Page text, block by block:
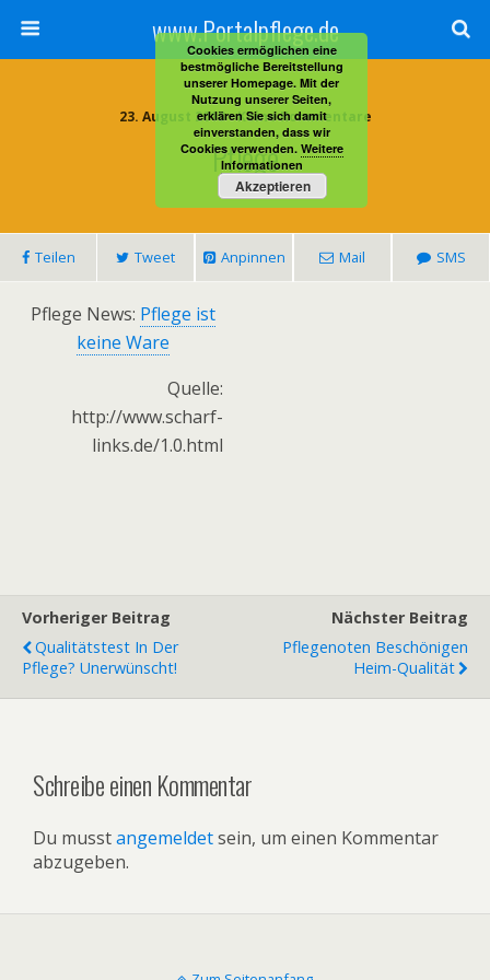
www.Portalpflege.de
23. August 2013 • Keine Kommentare
Pflege
Teilen Tweet Anpinnen Mail SMS
Pflege News: Pflege ist
keine Ware
Quelle:
http://www.scharf-
links.de/1.0.html
Vorheriger Beitrag
Qualitätstest In Der
Pflege? Unerwünscht!
Nächster Beitrag
Pflegenoten Beschönigen
Heim-Qualität
Schreibe einen Kommentar
Du musstangemeldetsein, um einen Kommentar
abzugeben.
Cookies ermöglichen eine
bestmögliche Bereitstellung
unserer Homepage. Mit der
Nutzung unserer Seiten,
erklären Sie sich damit
einverstanden, dass wir
Cookies verwenden. Weitere
Informationen
Akzeptieren